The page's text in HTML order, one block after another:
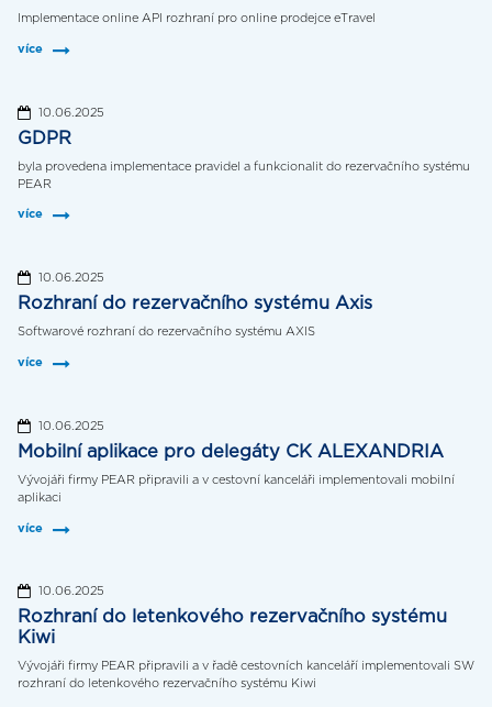
Implementace online API rozhraní pro online prodejce eTravel
více
10.06.2025
GDPR
byla provedena implementace pravidel a funkcionalit do rezervačního systému
PEAR
více
10.06.2025
Rozhraní do rezervačního systému Axis
Softwarové rozhraní do rezervačního systému AXIS
více
10.06.2025
Mobilní aplikace pro delegáty CK ALEXANDRIA
Vývojáři firmy PEAR připravili a v cestovní kanceláři implementovali mobilní
aplikaci
více
10.06.2025
Rozhraní do letenkového rezervačního systému
Kiwi
Vývojáři firmy PEAR připravili a v řadě cestovních kanceláří implementovali SW
rozhraní do letenkového rezervačního systému Kiwi